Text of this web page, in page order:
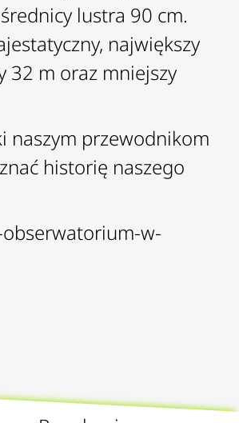
lustra 90 cm.
największy
32 m oraz mniejszy
naszym przewodnikom
historię naszego
w-